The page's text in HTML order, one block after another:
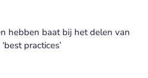
hebben baat bij het delen van
practices’